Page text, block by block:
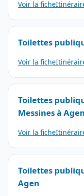
Voir la fiche
Toilettes
Voir la fiche
Toilettes
Messines à Agen
Voir la fiche
Toilettes
Agen